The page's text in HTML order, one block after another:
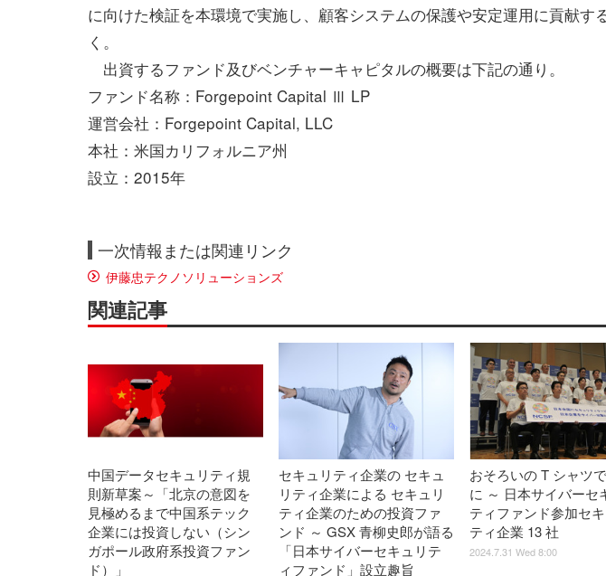
に向けた検証を本環境で実施し、顧客システムの保護や安定運用に貢献す
く。
出資するファンド及びベンチャーキャピタルの概要は下記の通り。
ファンド名称：Forgepoint Capital Ⅲ LP
運営会社：Forgepoint Capital, LLC
本社：米国カリフォルニア州
設立：2015年
一次情報または関連リンク
伊藤忠テクノソリューションズ
関連記事
中国データセキュリティ規
則新草案～「北京の意図を
見極めるまで中国系テック
企業には投資しない（シン
ガポール政府系投資ファン
ド）」
セキュリティ企業の セキュ
リティ企業による セキュリ
ティ企業のための投資ファ
ンド ～ GSX 青柳史郎が語る
「日本サイバーセキュリテ
ィファンド」設立趣旨
おそろいの T シャツ
に ～ 日本サイバーセ
ティファンド参加セキ
ティ企業 13 社
2024.7.31 Wed 8:00